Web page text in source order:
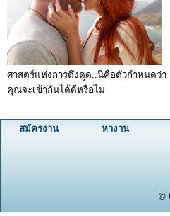
ศาสตร์แห่งการดึงดูด..นี่คือตัวกำหนดว่า
คุณจะเข้ากันได้ดีหรือไม่
สมัครงาน หางาน
©